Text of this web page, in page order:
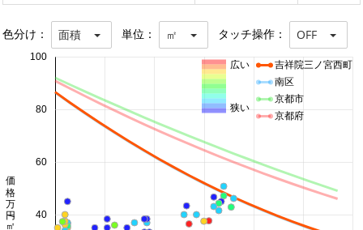
色分け： 面積 単位： ㎡ タッチ操作： OFF
40
60
80
100
価格 万円/㎡
吉祥院三ノ宮西町
南区
京都市
京都府
広い
狭い